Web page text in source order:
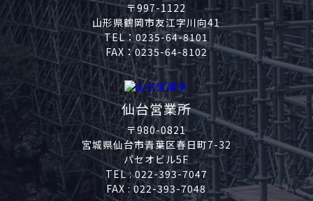
〒997-1122
山形県鶴岡市友江字川向41
TEL：0235-64-8101
FAX：0235-64-8102
仙台営業所
〒980-0821
宮城県仙台市青葉区春日町7-32
パセオビル5F
TEL :022-393-7047
FAX : 022-393-7048